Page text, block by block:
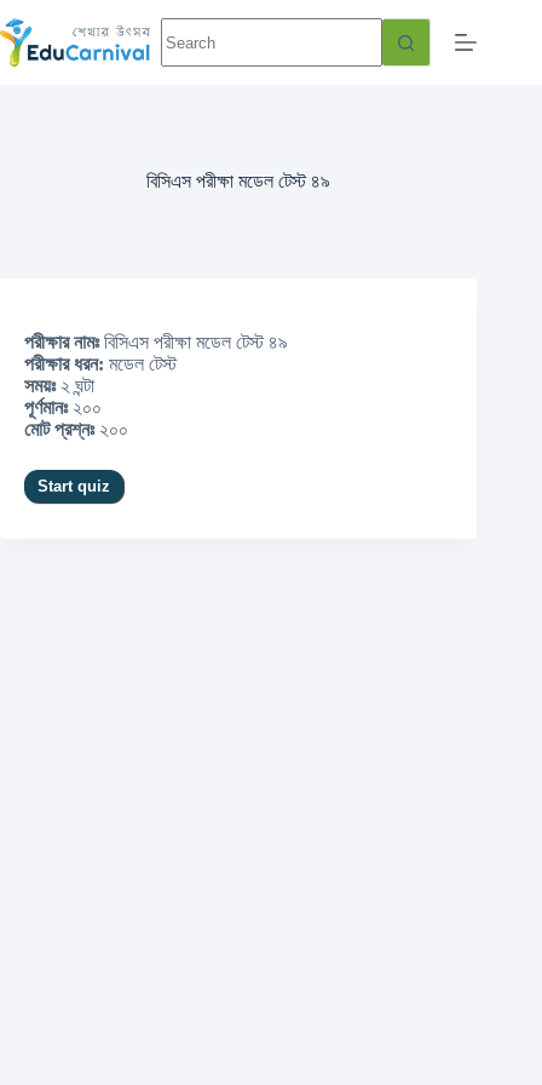
বিসিএস পরীক্ষা মডেল টেস্ট ৪৯
পরীক্ষার নামঃবিসিএস পরীক্ষা মডেল টেস্ট ৪৯
পরীক্ষার ধরন: মডেল টেস্ট
সময়ঃ২ ঘন্টা
পূর্ণমানঃ২০০
মোট প্রশ্নঃ২০০